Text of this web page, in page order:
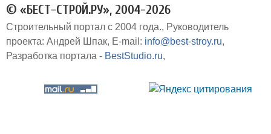
© «БЕСТ-СТРОЙ.РУ», 2004-2026
Строительный портал с 2004 года.
Руководитель
проекта: Андрей Шпак E-mail: info@best-stroy.ru
Разработка портала - BestStudio.ru